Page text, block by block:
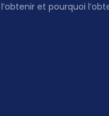
et pourquoi